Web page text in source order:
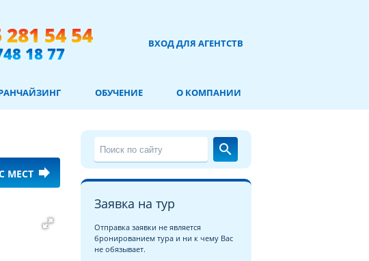
281 54 54
18 77 ВХОД ДЛЯ АГЕНТСТВ
ОБУЧЕНИЕ О КОМПАНИИ
МЕСТ forward
search
Заявка на тур
Отправка заявки не является
бронированием тура и ни к чему Вас
не обязывает.